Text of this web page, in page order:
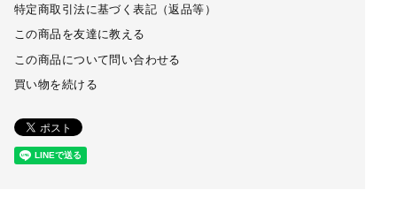
特定商取引法に基づく表記（返品等）
この商品を友達に教える
この商品について問い合わせる
買い物を続ける